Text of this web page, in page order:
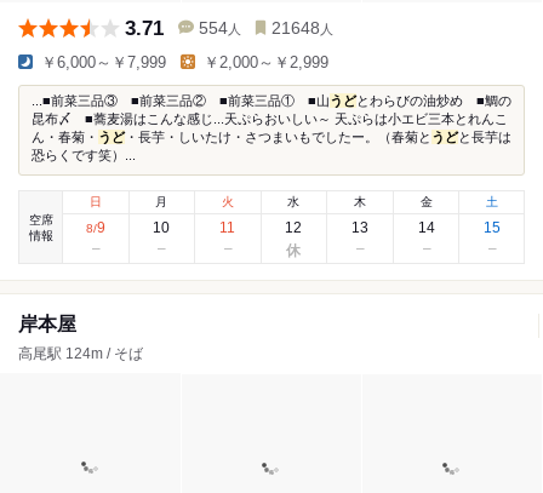
3.71 554 人 21648 人
￥6,000～￥7,999 ￥2,000～￥2,999
...■前菜三品③ ■前菜三品② ■前菜三品① ■山うどとわらびの油炒め ■鯛の
昆布〆 ■蕎麦湯はこんな感じ...天ぷらおいしい～ 天ぷらは小エビ三本とれんこ
ん・春菊・ うど・長芋・しいたけ・さつまいもでしたー。（春菊と うどと長芋は
恐らくです笑）...
空席
情報
日
8/9
月
10
火
11
水
12
木
13
金
14
土
15
岸本屋
高尾駅 124m / そば